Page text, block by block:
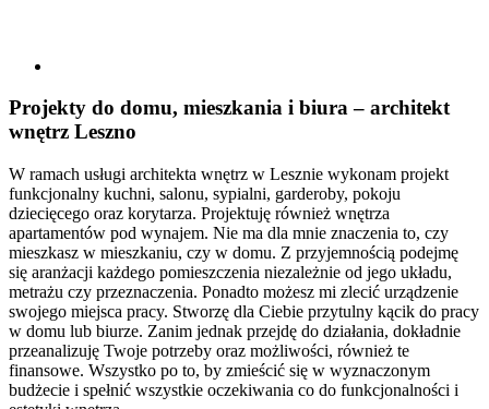
Projekty do domu, mieszkania i biura – architekt
wnętrz Leszno
W ramach usługi architekta wnętrz w Lesznie wykonam projekt
funkcjonalny kuchni, salonu, sypialni, garderoby, pokoju
dziecięcego oraz korytarza. Projektuję również wnętrza
apartamentów pod wynajem. Nie ma dla mnie znaczenia to, czy
mieszkasz w mieszkaniu, czy w domu. Z przyjemnością podejmę
się aranżacji każdego pomieszczenia niezależnie od jego układu,
metrażu czy przeznaczenia. Ponadto możesz mi zlecić urządzenie
swojego miejsca pracy. Stworzę dla Ciebie przytulny kącik do pracy
w domu lub biurze. Zanim jednak przejdę do działania, dokładnie
przeanalizuję Twoje potrzeby oraz możliwości, również te
finansowe. Wszystko po to, by zmieścić się w wyznaczonym
budżecie i spełnić wszystkie oczekiwania co do funkcjonalności i